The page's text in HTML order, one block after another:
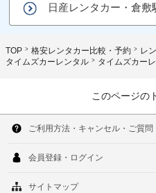
日産レンタカー・倉敷
TOP 格安レンタカー比較・予約
レ
タイムズカーレンタル
タイムズカー
このページの